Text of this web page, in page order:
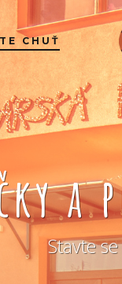
CHUŤ
a
Stavte